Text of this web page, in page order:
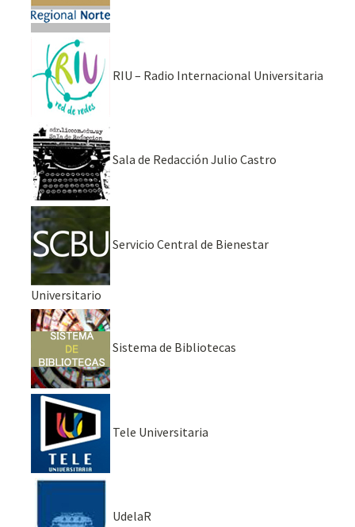
RIU – Radio Internacional Universitaria
Sala de Redacción Julio Castro
Servicio Central de Bienestar
Universitario
Sistema de Bibliotecas
Tele Universitaria
UdelaR